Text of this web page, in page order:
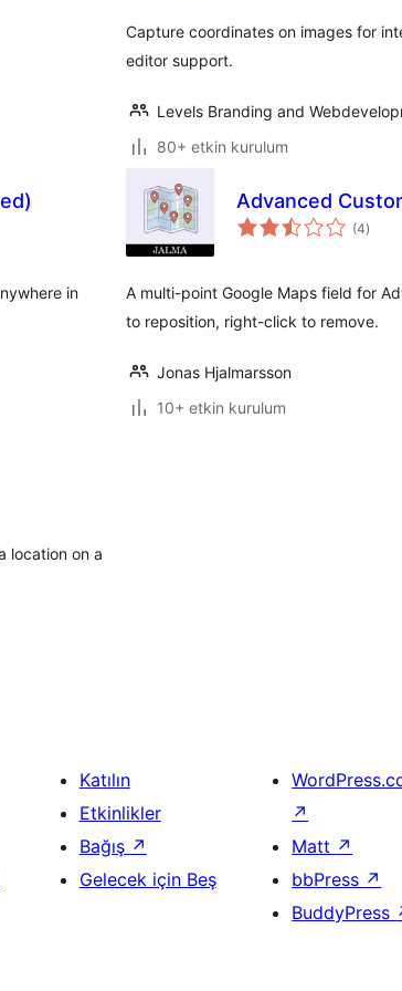
Capture coordinates on images for
editor support.
Levels Branding and
80+ etkin kurulum
in
Advanced
(4toplam
puan
)
A multi-point Google Maps field for
to reposition, right-click to remove.
Jonas Hjalmarsson
10+ etkin kurulum
location on a
Katılın
Etkinlikler
Bağış ↗
Gelecek için Beş
↗
Matt ↗
bbPress ↗
BuddyPress